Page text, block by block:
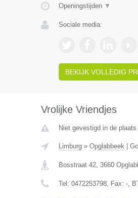
Openingstijden ▼
Sociale media:
BEKIJK VOLLEDIG
Vrolijke Vriendjes
Niet gevestigd in de
Limburg» Opglabbeek|
Bosstraat 42, 3660
Tel: 0472253798, Fax: -,